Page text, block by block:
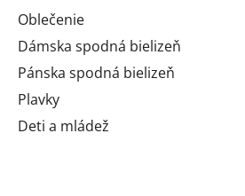
Oblečenie
Dámska spodná bielizeň
Pánska spodná bielizeň
Plavky
Deti a mládež